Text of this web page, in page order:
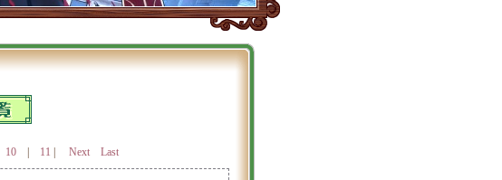
10| 11 Next Last